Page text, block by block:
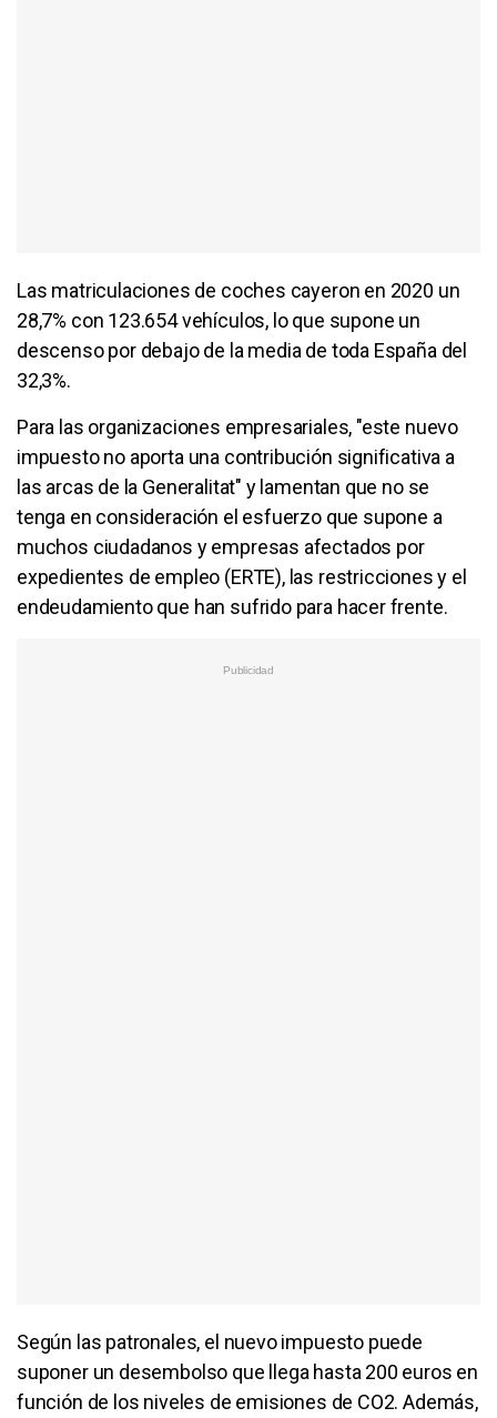
Las matriculaciones de coches cayeron en 2020 un
28,7% con 123.654 vehículos, lo que supone un
descenso por debajo de la media de toda España del
32,3%.
Para las organizaciones empresariales, "este nuevo
impuesto no aporta una contribución significativa a
las arcas de la Generalitat" y lamentan que no se
tenga en consideración el esfuerzo que supone a
muchos ciudadanos y empresas afectados por
expedientes de empleo (ERTE), las restricciones y el
endeudamiento que han sufrido para hacer frente.
Según las patronales, el nuevo impuesto puede
suponer un desembolso que llega hasta 200 euros en
función de los niveles de emisiones de CO2. Además,